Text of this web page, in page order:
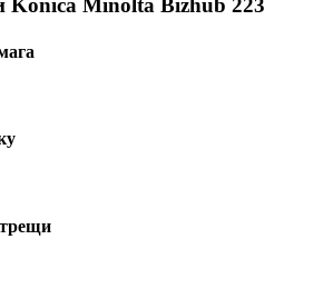
Konica Minolta Bizhub 223